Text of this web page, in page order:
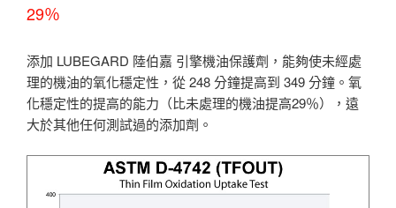
29％
添加 LUBEGARD 陸伯嘉 引擎機油保護劑，能夠使未經處
理的機油的氧化穩定性，從 248 分鐘提高到 349 分鐘。氧
化穩定性的提高的能力（比未處理的機油提高29％），遠
大於其他任何測試過的添加劑。